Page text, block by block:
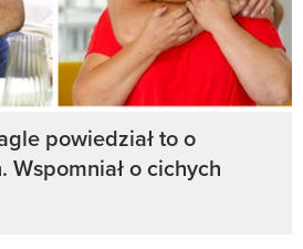
powiedział to o
Wspomniał o cichych